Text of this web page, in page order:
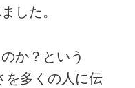
した。
か？という
を多くの人に伝